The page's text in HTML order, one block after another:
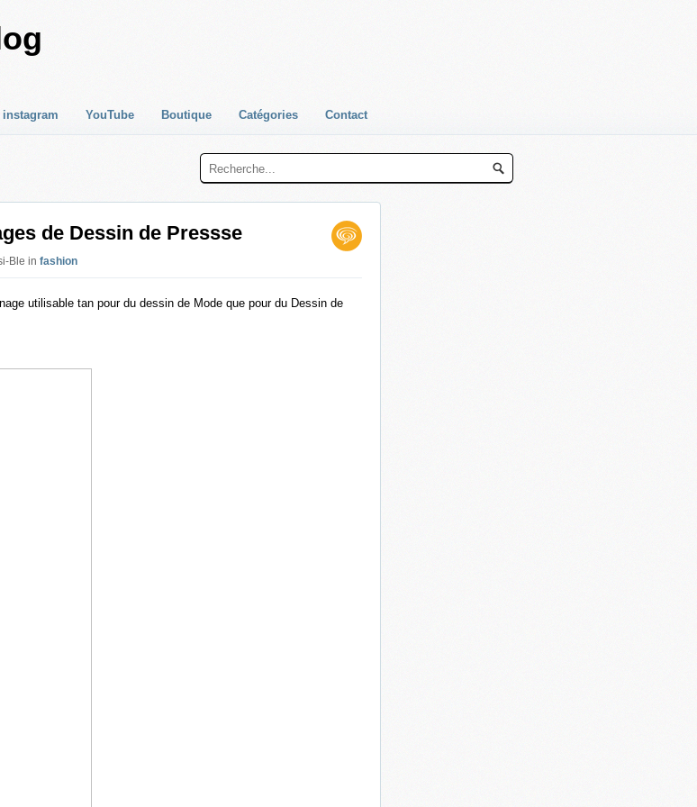
instagram YouTube Boutique Catégories Contact
de Dessin de Pressse
Ble in fashion
utilisable tan pour du dessin de Mode que pour du Dessin de